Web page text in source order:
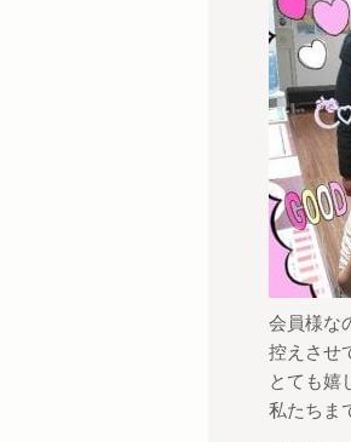
会員様な
控えさせ
とても嬉
私たちま